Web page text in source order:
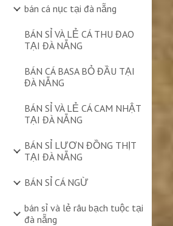
bán cá nục tại đà nẵng
BÁN SỈ VÀ LẺ CÁ THU ĐAO
TẠI ĐÀ NẴNG
BÁN CÁ BASA BỎ ĐẦU TẠI
ĐÀ NẴNG
BÁN SỈ VÀ LẺ CÁ CAM NHẬT
TẠI ĐÀ NẴNG
BÁN SỈ LƯƠN ĐỒNG THỊT
TẠI ĐÀ NẴNG
BÁN SỈ CÁ NGỪ
bán sỉ và lẻ râu bạch tuộc tại
đà nẵng